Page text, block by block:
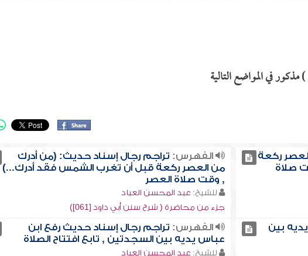
في المواضع التالية
ركعة
صلاة
الفهرس: تراجم رجال إسناد حديث: (من أدرك
من العصر ركعة قبل أن تغرب الشمس فقد أدرك...)
, وقت صلاة العصر
للشيخ: عبد المحسن العباد
جزء من محاضرة ( شرح سنن أبي داود [061])
بين
الفهرس: تراجم رجال إسناد حديث رفع ابن
عباس يديه بين السجدتين , تابع افتتاح الصلاة
للشيخ: عبد المحسن العباد